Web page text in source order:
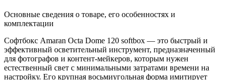
Основные сведения о товаре, его особенностях и
комплектации
Софтбокс Amaran Octa Dome 120 softbox — это быстрый и
эффективный осветительный инструмент, предназначенный
для фотографов и контент-мейкеров, которым нужен
естественный свет с минимальными затратами времени на
настройку. Его крупная восьмиугольная форма имитирует